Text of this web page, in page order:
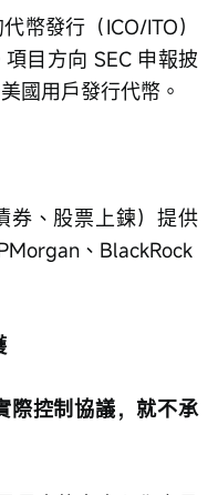
幣發行（ICO/ITO）
目方向 SEC 申報披
國用戶發行代幣。
券、股票上鍊）提供
、BlackRock
際控制協議，就不承